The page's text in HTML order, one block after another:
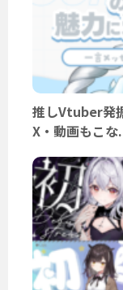
推しVtuber発
X・動画もこな